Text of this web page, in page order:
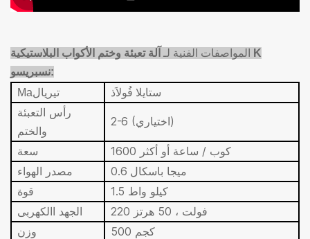
المواصفات الفنية لـ آلة تعبئة وختم الأكواب البلاستيكية K
نسبريسو:
Maتيريال ستايلا فُولاَذ
رأس التعبئة
والختم
2-6 (اختياري)
سعة
1600 كوب / ساعة أو أكثر
مصدر الهواء
0.6 ميجا باسكال
قوة
1.5 كيلو واط
الجهد االكهربى
220 فولت ، 50 هرتز
وزن
500 كجم